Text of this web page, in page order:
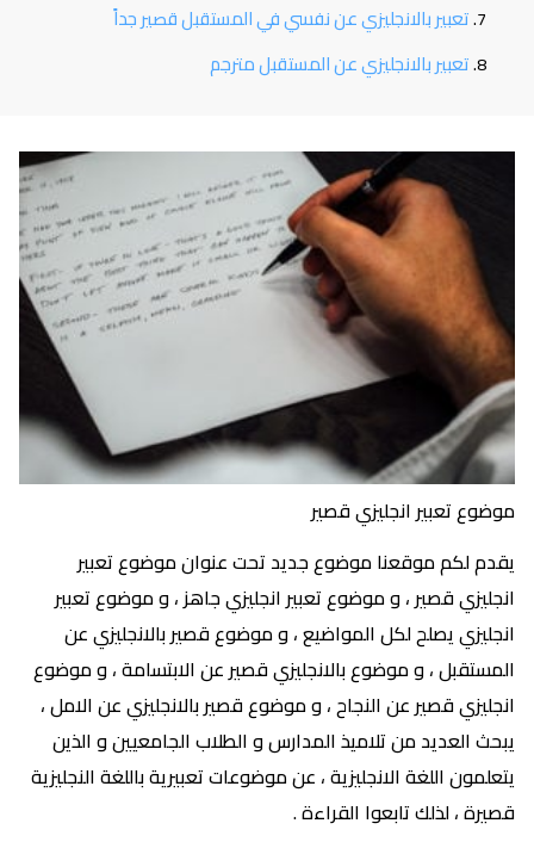
تعبير بالانجليزي عن نفسي في المستقبل قصير جداً
تعبير بالانجليزي عن المستقبل مترجم
موضوع تعبير انجليزي قصير
يقدم لكم موقعنا موضوع جديد تحت عنوان موضوع تعبير
انجليزي قصير ، و موضوع تعبير انجليزي جاهز ، و موضوع تعبير
انجليزي يصلح لكل المواضيع ، و موضوع قصير بالانجليزي عن
المستقبل ، و موضوع بالانجليزي قصير عن الابتسامة ، و موضوع
انجليزي قصير عن النجاح ، و موضوع قصير بالانجليزي عن الامل ،
يبحث العديد من تلاميذ المدارس و الطلاب الجامعيين و الذين
يتعلمون اللغة الانجليزية ، عن موضوعات تعبيرية باللغة النجليزية
قصيرة ، لذلك تابعوا القراءة .